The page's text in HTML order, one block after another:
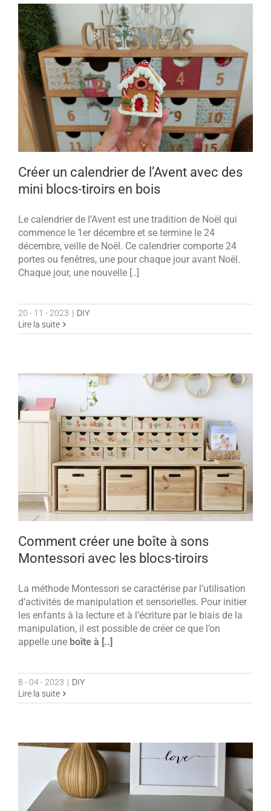
Créer un calendrier de l’Avent avec des
mini blocs-tiroirs en bois
Le calendrier de l’Avent est une tradition de Noël qui
commence le 1er décembre et se termine le 24
décembre, veille de Noël. Ce calendrier comporte 24
portes ou fenêtres, une pour chaque jour avant Noël.
Chaque jour, une nouvelle [..]
20 - 11 - 2023 | DIY
Lire la suite
Comment créer une boîte à sons
Montessori avec les blocs-tiroirs
La méthode Montessori se caractérise par l’utilisation
d’activités de manipulation et sensorielles. Pour initier
les enfants à la lecture et à l’écriture par le biais de la
manipulation, il est possible de créer ce que l’on
appelle une boîte à [..]
8 - 04 - 2023 | DIY
Lire la suite